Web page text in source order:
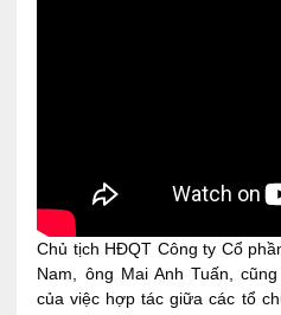
Chủ tịch HĐQT Công ty Cổ
Nam, ông Mai Anh Tuấn,
của việc hợp tác giữa các tổ